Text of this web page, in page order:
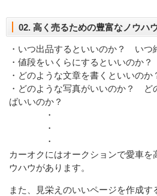
02. 高く売るための豊富なノウハ
・いつ出品するといいのか？ いつ
・値段をいくらにするといいのか？
・どのような文章を書くといいのか
・どのような写真がいいのか？ ど
ばいいのか？
・
・
・
カーオクにはオークションで愛車を
ウハウがあります。
また、見栄えのいいページを作成